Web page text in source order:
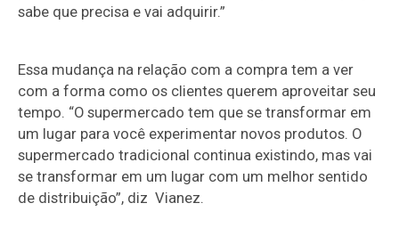
sabe que precisa e vai adquirir.”
Essa mudança na relação com a compra tem a ver
com a forma como os clientes querem aproveitar seu
tempo. “O supermercado tem que se transformar em
um lugar para você experimentar novos produtos. O
supermercado tradicional continua existindo, mas vai
se transformar em um lugar com um melhor sentido
de distribuição”, diz Vianez.